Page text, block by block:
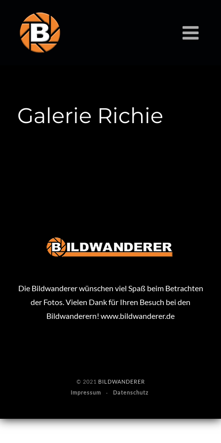
Galerie Richie
Die Bildwanderer wünschen viel Spaß beim Betrachten
der Fotos. Vielen Dank für Ihren Besuch bei den
Bildwanderern! www.bildwanderer.de
© 2021 BILDWANDERER
Impressum
Datenschutz